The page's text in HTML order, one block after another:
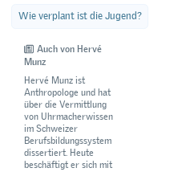
Wie verplant ist die Jugend?
Auch von Hervé
Munz
Hervé Munz ist
Anthropologe und hat
über die Vermittlung
von Uhrmacherwissen
im Schweizer
Berufsbildungssystem
dissertiert. Heute
beschäftigt er sich mit